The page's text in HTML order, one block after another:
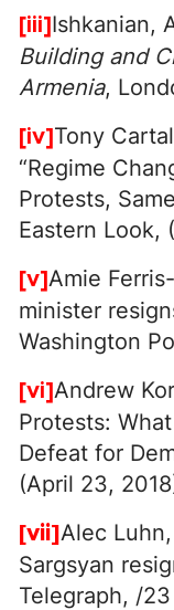
[iii] Ishkanian,
Building and
Armenia,
[iv] Tony
“Regime
Protests,
Eastern Look,
[v] Amie
minister
Washington
[vi] Andrew
Protests:
Defeat for
(April 23,
[vii] Alec
Sargsyan
Telegraph, /